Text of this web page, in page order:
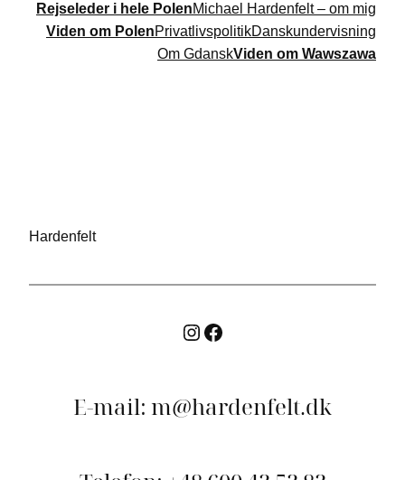
Rejseleder i hele PolenMichael Hardenfelt – om mig
Viden om PolenPrivatlivspolitikDanskundervisning
Om GdanskViden om Wawszawa
Hardenfelt
Instagram
Facebook
E-mail: m@hardenfelt.dk